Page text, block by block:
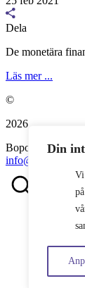
Din
Vi
Dela
De monetära
Läs mer ...
©
2026
Bopol AB